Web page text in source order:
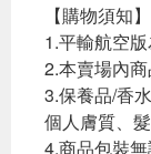
【購物須知】
1.平輸航空
2.本賣場內
3.保養品/香
個人膚質、
4.商品包裝